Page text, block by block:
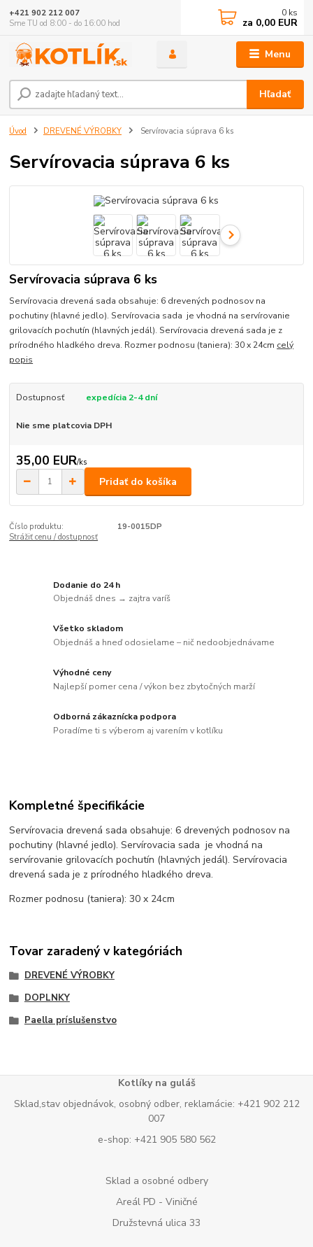
Menu
Hľadať
+421 902 212 007
Sme TU od 8:00 - do 16:00 hod
0 ks
za 0,00 EUR
Úvod DREVENÉ VÝROBKY Servírovacia súprava 6 ks
Servírovacia súprava 6 ks
Servírovacia súprava 6 ks
Servírovacia drevená sada obsahuje: 6 drevených podnosov na
pochutiny (hlavné jedlo). Servírovacia sada je vhodná na servírovanie
grilovacích pochutín (hlavných jedál). Servírovacia drevená sada je z
prírodného hladkého dreva. Rozmer podnosu (taniera): 30 x 24cm celý
popis
Dostupnosť expedícia 2-4 dní
Nie sme platcovia DPH
35,00 EUR/ks
Pridať do košíka
Číslo produktu:
19-0015DP
Strážiť cenu / dostupnosť
Dodanie do 24 h
Objednáš dnes → zajtra varíš
Všetko skladom
Objednáš a hneď odosielame – nič nedoobjednávame
Výhodné ceny
Najlepší pomer cena / výkon bez zbytočných marží
Odborná zákaznícka podpora
Poradíme ti s výberom aj varením v kotlíku
Kompletné špecifikácie
Servírovacia drevená sada obsahuje: 6 drevených podnosov na
pochutiny (hlavné jedlo). Servírovacia sada je vhodná na
servírovanie grilovacích pochutín (hlavných jedál). Servírovacia
drevená sada je z prírodného hladkého dreva.
Rozmer podnosu (taniera): 30 x 24cm
Tovar zaradený v kategóriách
DREVENÉ VÝROBKY
DOPLNKY
Paella príslušenstvo
Kotlíky na guláš
Sklad,stav objednávok, osobný odber, reklamácie: +421 902 212
007
e-shop: +421 905 580 562
Sklad a osobné odbery
Areál PD - Viničné
Družstevná ulica 33